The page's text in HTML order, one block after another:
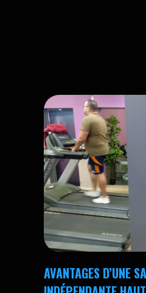
AVANTAGES D’UNE